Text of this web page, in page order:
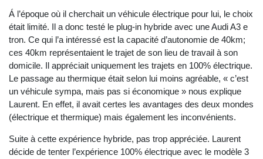
Á l’époque où il cherchait un véhicule électrique pour lui, le choix
était limité. Il a donc testé le plug-in hybride avec une Audi A3 e
tron. Ce qui l’a intéressé est la capacité d’autonomie de 40km;
ces 40km représentaient le trajet de son lieu de travail à son
domicile. Il appréciait uniquement les trajets en 100% électrique.
Le passage au thermique était selon lui moins agréable, « c’est
un véhicule sympa, mais pas si économique » nous explique
Laurent. En effet, il avait certes les avantages des deux mondes
(électrique et thermique) mais également les inconvénients.
Suite à cette expérience hybride, pas trop appréciée. Laurent
décide de tenter l’expérience 100% électrique avec le modèle 3